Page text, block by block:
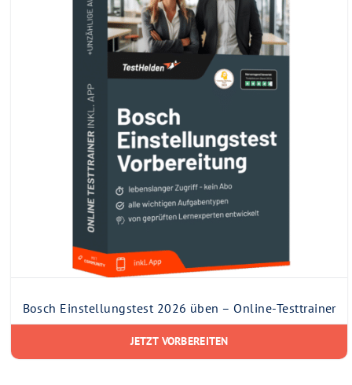
Bosch Einstellungstest 2026 üben – Online-Testtrainer
JETZT VORBEREITEN